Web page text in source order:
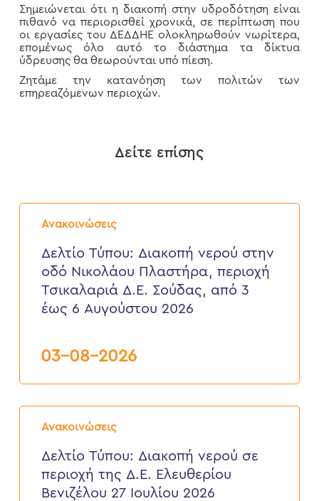
Σημειώνεται ότι η διακοπή στην υδροδότηση είναι
πιθανό να περιορισθεί χρονικά, σε περίπτωση που
οι εργασίες του ΔΕΔΔΗΕ ολοκληρωθούν νωρίτερα,
επομένως όλο αυτό το διάστημα τα δίκτυα
ύδρευσης θα θεωρούνται υπό πίεση.
Ζητάμε την κατανόηση των πολιτών των
επηρεαζόμενων περιοχών.
Δείτε επίσης
Ανακοινώσεις
Δελτίο
Τύπου:
νερού
στην
Νικολάου
Πλαστήρα,
περιοχή
Σούδας,
έως
2026
Δελτίο Τύπου: Διακοπή νερού στην
οδό Νικολάου Πλαστήρα, περιοχή
Τσικαλαριά Δ.Ε. Σούδας, από 3
έως 6 Αυγούστου 2026
03-08-2026
Ανακοινώσεις
Δελτίο
Τύπου:
νερού
περιοχή
Δελτίο Τύπου: Διακοπή νερού σε
περιοχή της Δ.Ε. Ελευθερίου
Βενιζέλου 27 Ιουλίου 2026